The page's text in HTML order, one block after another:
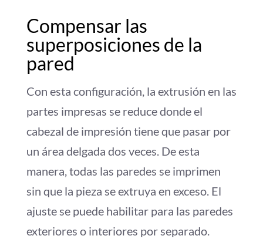
Compensar las
superposiciones de la
pared
Con esta configuración, la extrusión en las
partes impresas se reduce donde el
cabezal de impresión tiene que pasar por
un área delgada dos veces. De esta
manera, todas las paredes se imprimen
sin que la pieza se extruya en exceso. El
ajuste se puede habilitar para las paredes
exteriores o interiores por separado.